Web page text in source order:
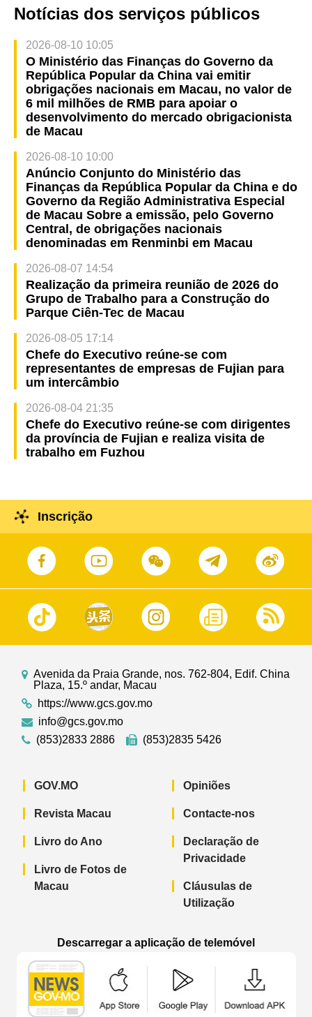
Notícias dos serviços públicos
2026-08-10 10:05
O Ministério das Finanças do Governo da
República Popular da China vai emitir
obrigações nacionais em Macau, no valor de
6 mil milhões de RMB para apoiar o
desenvolvimento do mercado obrigacionista
de Macau
2026-08-10 10:00
Anúncio Conjunto do Ministério das
Finanças da República Popular da China e do
Governo da Região Administrativa Especial
de Macau Sobre a emissão, pelo Governo
Central, de obrigações nacionais
denominadas em Renminbi em Macau
2026-08-07 14:54
Realização da primeira reunião de 2026 do
Grupo de Trabalho para a Construção do
Parque Ciên-Tec de Macau
2026-08-05 17:14
Chefe do Executivo reúne-se com
representantes de empresas de Fujian para
um intercâmbio
2026-08-04 21:35
Chefe do Executivo reúne-se com dirigentes
da província de Fujian e realiza visita de
trabalho em Fuzhou
Inscrição
Avenida da Praia Grande, nos. 762-804, Edif. China
Plaza, 15.º andar, Macau
https://www.gcs.gov.mo
info@gcs.gov.mo
(853)2833 2886
(853)2835 5426
GOV.MO
Revista Macau
Livro do Ano
Livro de Fotos de
Macau
Opiniões
Contacte-nos
Declaração de
Privacidade
Cláusulas de
Utilização
Descarregar a aplicação de telemóvel